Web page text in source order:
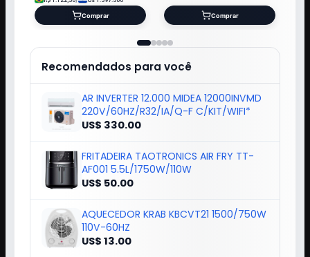
Comprar Comprar
Recomendados para você
AR INVERTER 12.000 MIDEA 12000INVMD
220V/60HZ/R32/IA/Q-F C/KIT/WIFI*
US$ 330.00
FRITADEIRA TAOTRONICS AIR FRY TT-
AF001 5.5L/1750W/110W
US$ 50.00
AQUECEDOR KRAB KBCVT21 1500/750W
110V-60HZ
US$ 13.00